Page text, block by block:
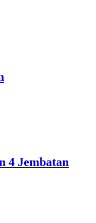
4 Jembatan